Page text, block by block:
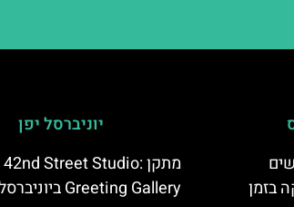
בזמן
יוניברסל יפן
מתקן 42nd Street Studio:
Greeting Gallery ביוניברסל יפן